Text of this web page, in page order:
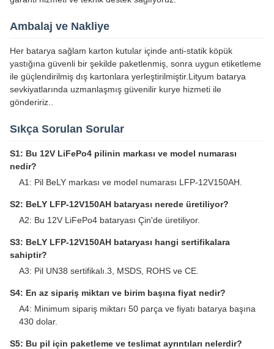
Ambalaj ve Nakliye
Her batarya sağlam karton kutular içinde anti-statik köpük
yastığına güvenli bir şekilde paketlenmiş, sonra uygun etiketleme
ile güçlendirilmiş dış kartonlara yerleştirilmiştir.Lityum batarya
sevkiyatlarında uzmanlaşmış güvenilir kurye hizmeti ile
göndeririz..
Sıkça Sorulan Sorular
S1: Bu 12V LiFePo4 pilinin markası ve model numarası
nedir?
A1: Pil BeLY markası ve model numarası LFP-12V150AH.
S2: BeLY LFP-12V150AH bataryası nerede üretiliyor?
A2: Bu 12V LiFePo4 bataryası Çin'de üretiliyor.
S3: BeLY LFP-12V150AH bataryası hangi sertifikalara
sahiptir?
A3: Pil UN38 sertifikalı.3, MSDS, ROHS ve CE.
S4: En az sipariş miktarı ve birim başına fiyat nedir?
A4: Minimum sipariş miktarı 50 parça ve fiyatı batarya başına
430 dolar.
S5: Bu pil için paketleme ve teslimat ayrıntıları nelerdir?